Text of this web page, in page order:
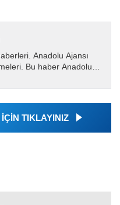
Anadolu Ajansı
Bu haber Anadolu
TIKLAYINIZ